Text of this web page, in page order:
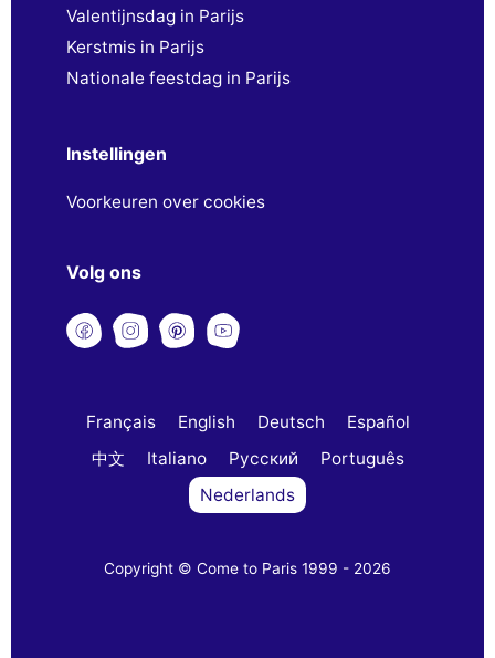
Valentijnsdag in Parijs
Kerstmis in Parijs
Nationale feestdag in Parijs
Instellingen
Voorkeuren over cookies
Volg ons
Français English Deutsch
Español
中文
Italiano Русский
Português
Nederlands
Copyright © Come to Paris 1999 - 2026